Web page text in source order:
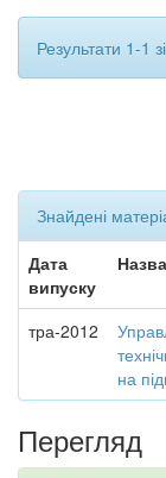
Результати 1-1
Знайдені
Дата
випуску
Назва
тра-2012
на
Перегляд